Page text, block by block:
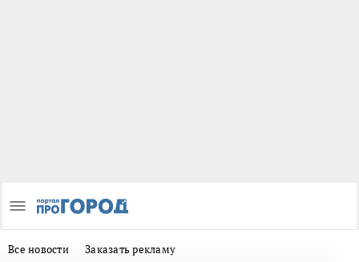
Все новости Заказать рекламу